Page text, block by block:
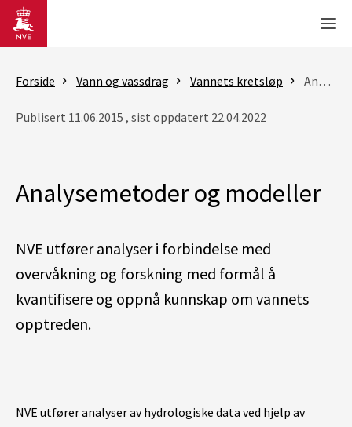
Gå til hovedinnhold
Forside Vann og vassdrag Vannets kretsløp Analysemetoder og modeller
Publisert 11.06.2015 , sist oppdatert 22.04.2022
Analysemetoder og modeller
NVE utfører analyser i forbindelse med
overvåkning og forskning med formål å
kvantifisere og oppnå kunnskap om vannets
opptreden.
NVE utfører analyser av hydrologiske data ved hjelp av